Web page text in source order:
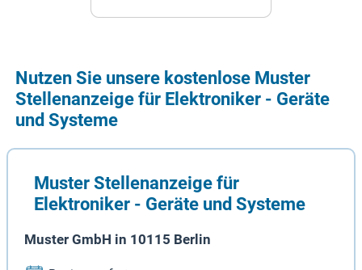
Nutzen Sie unsere kostenlose Muster
Stellenanzeige für Elektroniker - Geräte
und Systeme
Muster Stellenanzeige für
Elektroniker - Geräte und Systeme
Muster GmbH in 10115 Berlin